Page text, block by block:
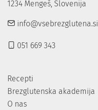
1234 Mengeš, Slovenija
info@vsebrezglutena.si
051 669 343
Recepti
Brezglutenska akademija
O nas